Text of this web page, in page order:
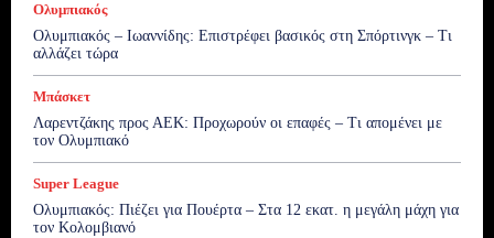
Ολυμπιακός
Ολυμπιακός – Ιωαννίδης: Επιστρέφει βασικός στη Σπόρτινγκ – Τι
αλλάζει τώρα
Μπάσκετ
Λαρεντζάκης προς ΑΕΚ: Προχωρούν οι επαφές – Τι απομένει με
τον Ολυμπιακό
Super League
Ολυμπιακός: Πιέζει για Πουέρτα – Στα 12 εκατ. η μεγάλη μάχη για
τον Κολομβιανό